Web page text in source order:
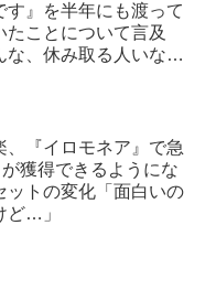
す』を半年にも渡って
たことについて言及
な、休み取る人いな
、『イロモネア』で急
獲得できるようにな
ットの変化「面白いの
ど…」